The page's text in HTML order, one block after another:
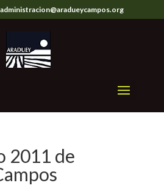
administracion@aradueycampos.org
2011 de